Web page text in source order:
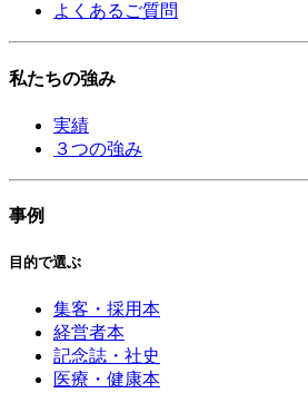
よくあるご質問
私たちの強み
実績
３つの強み
事例
目的で選ぶ
集客・採用本
経営者本
記念誌・社史
医療・健康本